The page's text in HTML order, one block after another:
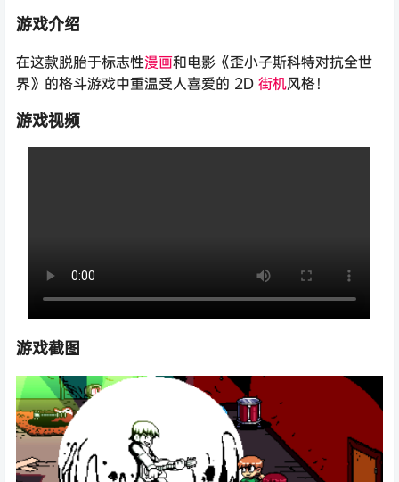
游戏介绍
在这款脱胎于标志性漫画和电影《歪小子斯科特对抗全世
界》的格斗游戏中重温受人喜爱的 2D 街机风格！
游戏视频
游戏截图